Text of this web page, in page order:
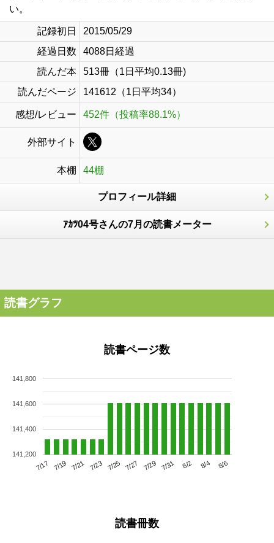
い。
記録初日
2015/05/29
経過日数
4088日経過
読んだ本
513冊（1日平均0.13冊)
読んだページ
141612（1日平均34）
感想/レビュー 452件（投稿率88.1%）
外部サイト
本棚 44棚
プロフィール詳細
ｱｶﾂ04号さんの7月の読書メーター
読書グラフ
読書ページ数
7/17 7/19 7/21 7/23 7/25 7/27 7/29 7/31 8/2 8/4 8/6
141,200
141,400
141,600
141,800
読書冊数